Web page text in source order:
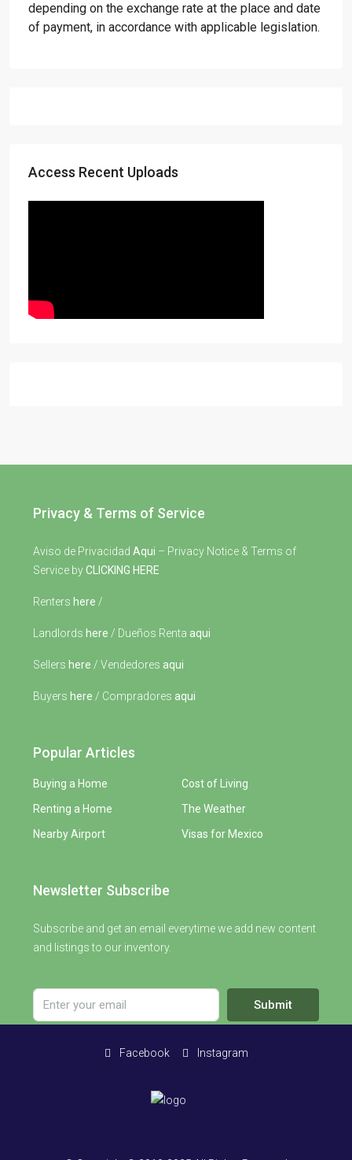
depending on the exchange rate at the place and date
of payment, in accordance with applicable legislation.
Access Recent Uploads
Privacy & Terms of Service
Aviso de Privacidad Aqui – Privacy Notice & Terms of
Service byCLICKING HERE
Renters here /
Landlords here / Dueños Renta aqui
Sellers here / Vendedores aqui
Buyers here / Compradores aqui
Popular Articles
Buying a Home
Renting a Home
Nearby Airport
Cost of Living
The Weather
Visas for Mexico
Newsletter Subscribe
Subscribe and get an email everytime we add new content
and listings to our inventory.
Submit
Facebook Instagram